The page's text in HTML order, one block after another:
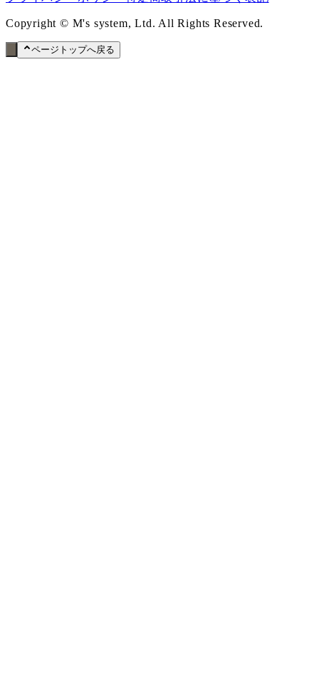
Copyright © M's system, Ltd. All Rights Reserved.
ページトップへ戻る